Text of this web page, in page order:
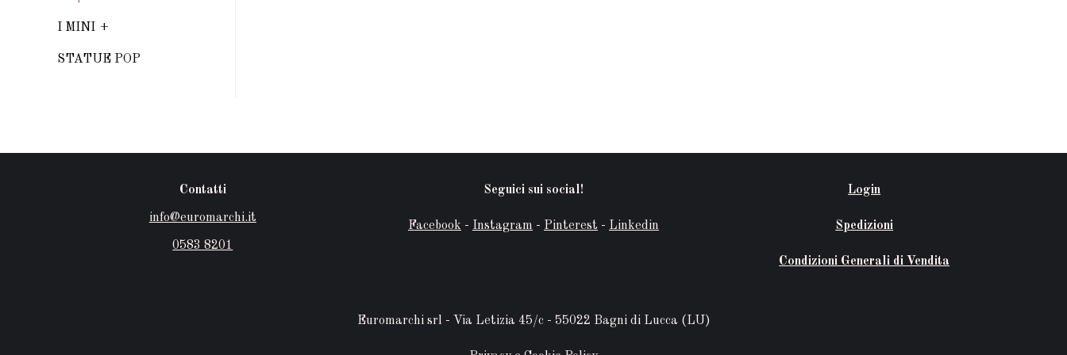
I MINI
STATUE POP
Contatti
info@euromarchi.it
0583 8201
Seguici sui social!
Facebook - Instagram - Pinterest - Linkedin
Login
Spedizioni
Condizioni Generali di Vendita
Euromarchi srl - Via Letizia 45/c - 55022 Bagni di Lucca (LU)